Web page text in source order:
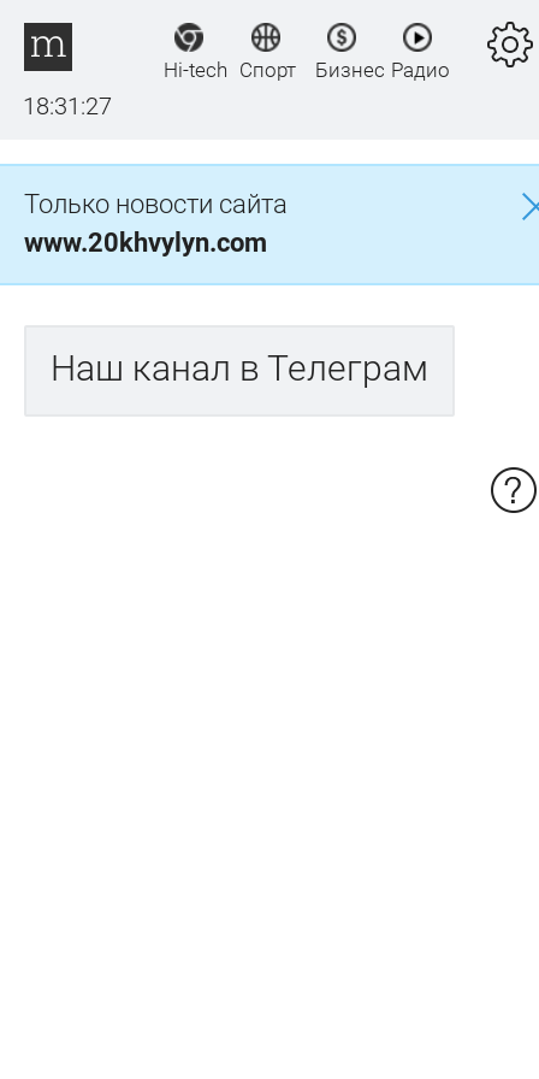
18:31:27
Hi-tech Спорт Бизнес Радио
Только новости сайта
www.20khvylyn.com
Наш канал в Телеграм